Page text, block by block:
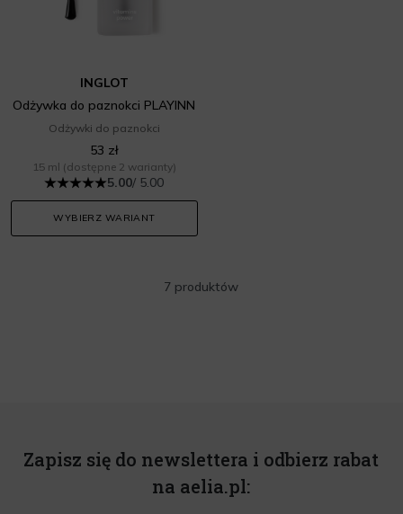
INGLOT
Odżywka do paznokci PLAYINN
Odżywki do paznokci
53 zł
15 ml (dostępne 2 warianty)
5.00/ 5.00
WYBIERZ WARIANT
7 produktów
Zapisz się do newslettera i odbierz rabat
na aelia.pl: